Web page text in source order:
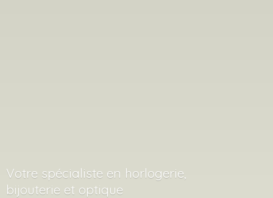
Votre spécialiste en horlogerie,
bijouterie et optique